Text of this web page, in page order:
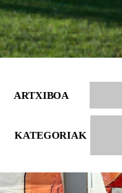
ARTXIBOA
KATEGORIAK